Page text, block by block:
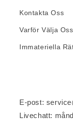
Kontakta Oss
Varför Välja
Immateriella
E-post:
Livechatt: